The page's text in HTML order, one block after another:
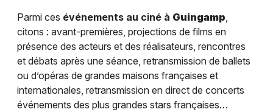
Parmi ces événements au ciné à Guingamp,
citons : avant-premières, projections de films en
présence des acteurs et des réalisateurs, rencontres
et débats après une séance, retransmission de ballets
ou d’opéras de grandes maisons françaises et
internationales, retransmission en direct de concerts
événements des plus grandes stars françaises…